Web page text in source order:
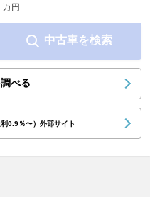
万円
中古車を検索
べる
0.9％〜）外部サイト